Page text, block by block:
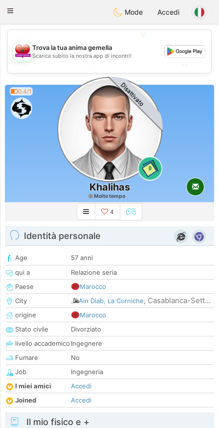
Maroc Dating
Toggle
Mode Accedi
💖
💕
Trova la tua anima gemella
Scarica subito la nostra app di incontri!
0.4/1
0
Disattivato
Khalihas
Molto tempo
4
Identità personale
Age
57 anni
qui a
Relazione seria
Paese
Marocco
City
Ain Diab, La Corniche, Casablanca-Sett...
origine
Marocco
Stato civile
Divorziato
livello accademico Ingegnere
Fumare
No
Job
Ingegneria
I miei amici
Accedi
Joined
Accedi
Il mio fisico e +